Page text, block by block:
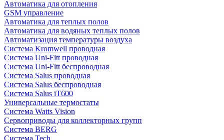
Автоматика для отопления
GSM управление
Автоматика для теплых полов
Автоматика для водяных теплых полов
Автоматизация температуры воздуха
Система Kromwell проводная
Система Uni-Fitt проводная
Система Uni-Fitt беспроводная
Система Salus проводная
Система Salus беспроводная
Система Salus iT600
Универсальные термостаты
Система Watts Vision
Сервоприводы для коллекторных групп
Система BERG
Система Tech